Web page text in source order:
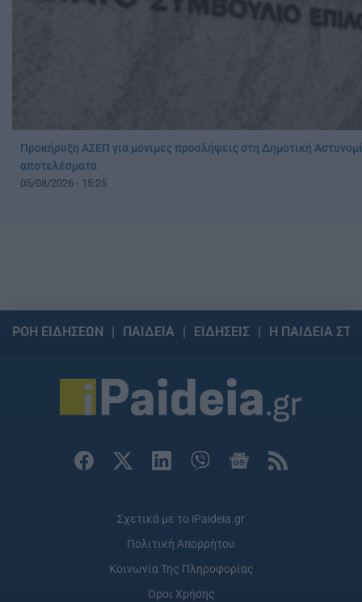
Προκήρυξη ΑΣΕΠ για μόνιμες προσλήψεις στη Δημοτική
αποτελέσματα
05/08/2026 - 15:25
ΡΟΗ ΕΙΔΗΣΕΩΝ ΠΑΙΔΕΙΑ ΕΙΔΗΣΕΙΣ Η ΠΑΙΔΕΙΑ
Σχετικά με το iPaideia.gr
Πολιτική Απορρήτου
Κοινωνία Της Πληροφορίας
Όροι Χρήσης